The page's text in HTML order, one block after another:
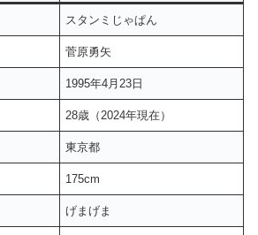
スタンミじゃぱん
菅原勇矢
1995年4月23日
28歳（2024年現在）
東京都
175cm
げまげま